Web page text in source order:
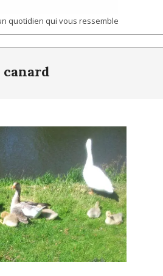
quotidien qui vous ressemble
canard